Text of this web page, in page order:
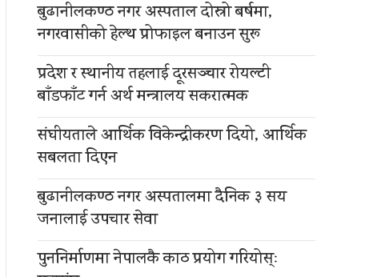
बुढानीलकण्ठ नगर अस्पताल दोस्रो बर्षमा,
नगरवासीको हेल्थ प्रोफाइल बनाउन सुरू
प्रदेश र स्थानीय तहलाई दूरसञ्चार रोयल्टी
बाँडफाँट गर्न अर्थ मन्त्रालय सकरात्मक
संघीयताले आर्थिक विकेन्द्रीकरण दियो, आर्थिक
सबलता दिएन
बुढानीलकण्ठ नगर अस्पतालमा दैनिक ३ सय
जनालाई उपचार सेवा
पुननिर्माणमा नेपालकै काठ प्रयोग गरियोस्ः